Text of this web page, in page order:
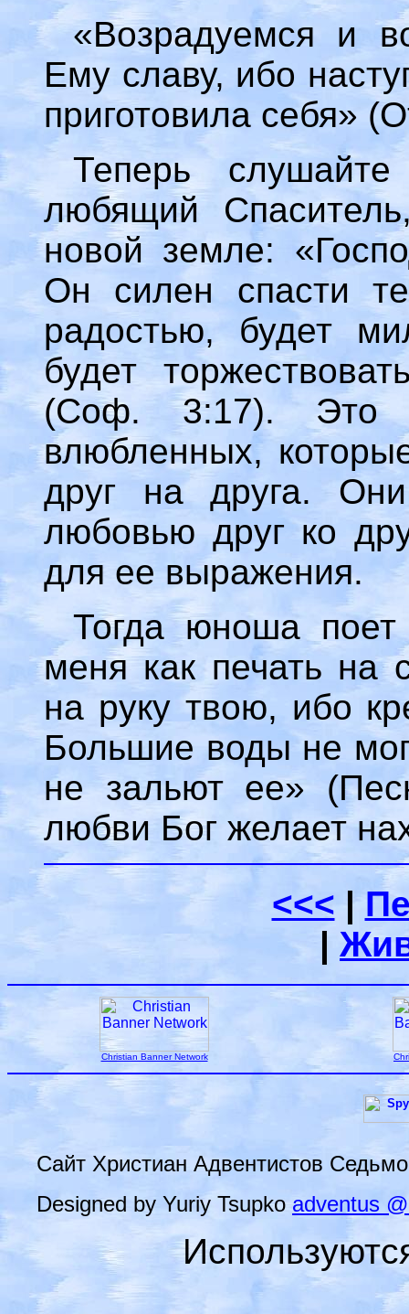
«Возрадуемся и
Ему славу, ибо
приготовила себя»
Теперь
любящий
новой земле:
Он силен спасти
радостью, будет
будет
(Соф. 3:17). Это
влюбленных,
друг на друга.
любовью друг ко
для ее выражения.
Тогда юноша
меня как печать на
на руку твою, ибо
Большие воды не
не зальют ее»
любви Бог желает
<<< |
|
Christian Banner Network
Сайт Христиан Адвентистов
Designed by Yuriy Tsupkoadventus